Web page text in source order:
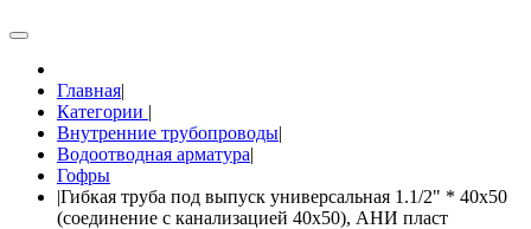
Главная|
Категории |
Внутренние трубопроводы|
Водоотводная арматура|
Гофры
|Гибкая труба под выпуск универсальная 1.1/2" * 40x50
(соединение с канализацией 40х50), АНИ пласт